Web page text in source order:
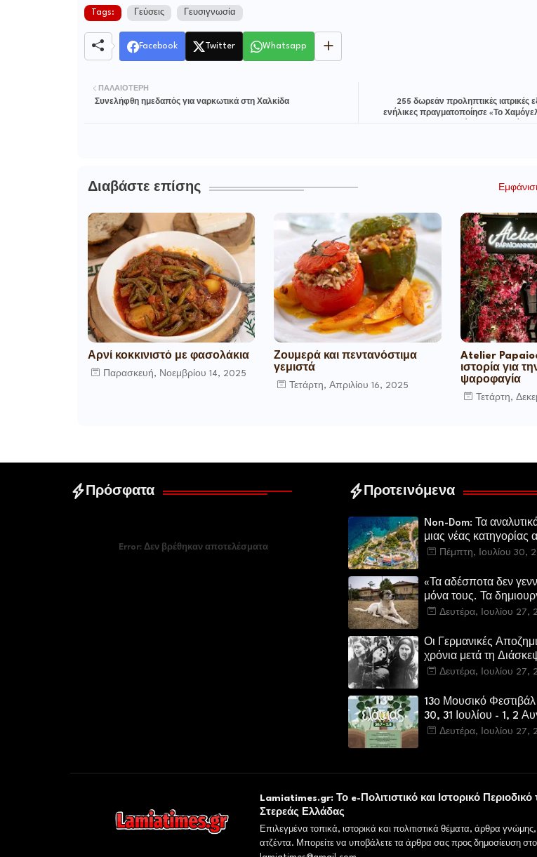
Tags: Γεύσεις Γευσιγνωσία
Facebook Twitter Whatsapp
255 δωρεάν προληπτικές ιατρικές
ενήλικες πραγματοποίησε «Το
ΠΑΛΑΙΌΤΕΡΗ
Συνελήφθη ημεδαπός για ναρκωτικά στη Χαλκίδα
Διαβάστε επίσης
Αρνί κοκκινιστό με φασολάκια
Παρασκευή, Νοεμβρίου 14, 2025
Ζουμερά και πεντανόστιμα
γεμιστά
Τετάρτη, Απριλίου 16, 2025
Atelier
ιστορία για
ψαροφαγία
Τετάρτη,
Πρόσφατα
Error:Δεν βρέθηκαν αποτελέσματα
Προτεινόμενα
Non-Dom: Τα
μιας νέας κατηγορίας
στην ελληνική αγορά
Πέμπτη, Ιουλίου 30,
«Τα αδέσποτα δεν
μόνα τους. Τα
εμείς.»
Δευτέρα, Ιουλίου 27,
Οι Γερμανικές
χρόνια μετά τη
Πότσνταμ
Δευτέρα, Ιουλίου 27,
13ο Μουσικό Φεστιβάλ
30, 31 Ιουλίου - 1, 2
2026Δευτέρα, Ιουλίου 27,
Lamiatimes.gr: Το e-Πολιτιστικό και Ιστορικό Περιοδικό
Στερεάς Ελλάδας
Επιλεγμένα τοπικά, ιστορικά και πολιτιστικά θέματα, άρθρα
ατζέντα. Μπορείτε να υποβάλετε τα άρθρα σας προς δημοσίευση